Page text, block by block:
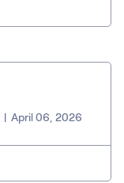
| April 06, 2026